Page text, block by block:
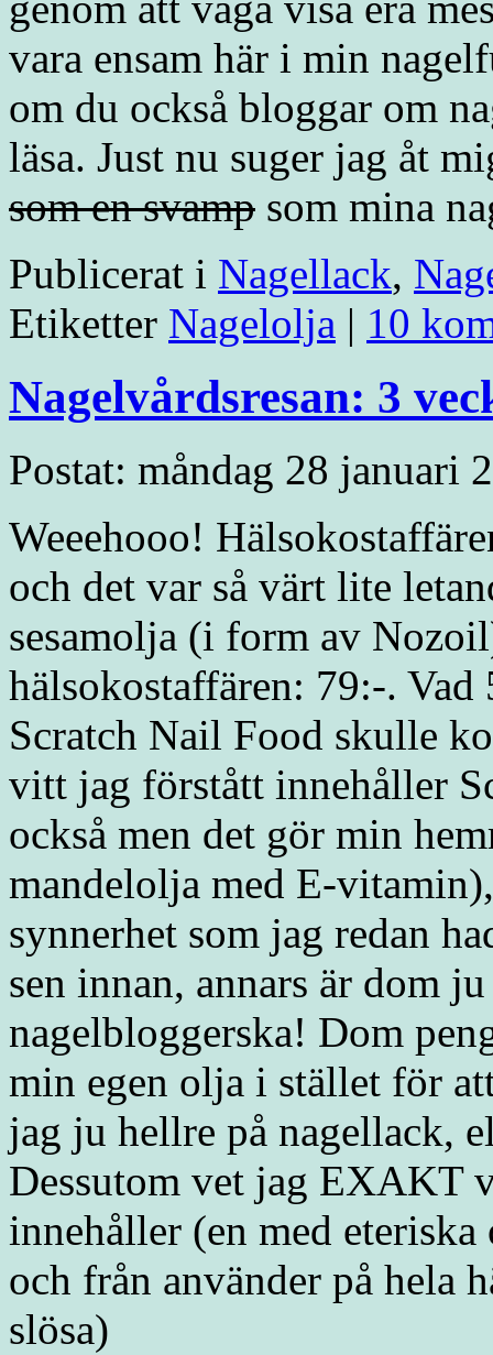
vara ensam här i min
om du också bloggar om
läsa. Just nu suger jag åt
som en svamp som mina
Publicerat i Nagellack,
Etiketter Nagelolja | 10
Nagelvårdsresan: 3
Postat: måndag 28 januari
Weeehooo!
och det var så värt lite
sesamolja (i form av
hälsokostaffären: 79:-.
Scratch Nail Food skulle
vitt jag förstått innehåller
också men det gör min
mandelolja med E-
synnerhet som jag redan
sen innan, annars är dom
nagelbloggerska! Dom
min egen olja i stället för
jag ju hellre på nagellack,
Dessutom vet jag EXAKT
innehåller (en med
och från använder på hela
slösa)